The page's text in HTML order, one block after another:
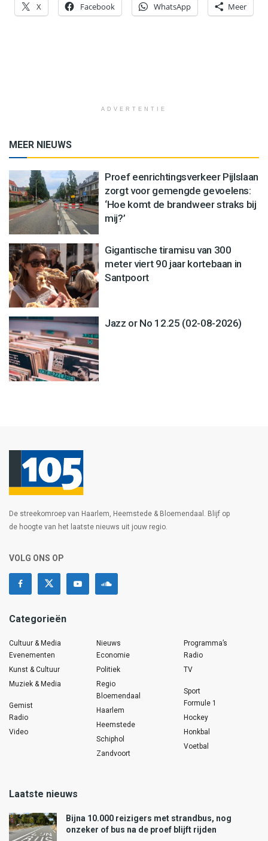
X Facebook WhatsApp Meer
ADVERTENTIE
MEER NIEUWS
Proef eenrichtingsverkeer Pijlslaan
zorgt voor gemengde gevoelens:
‘Hoe komt de brandweer straks bij
mij?’
Gigantische tiramisu van 300
meter viert 90 jaar kortebaan in
Santpoort
Jazz or No 12.25 (02-08-2026)
De streekomroep van Haarlem, Heemstede & Bloemendaal. Blijf op
de hoogte van het laatste nieuws uit jouw regio.
VOLG ONS OP
Categorieën
Cultuur & Media
Evenementen
Kunst & Cultuur
Muziek & Media
Gemist
Radio
Video
Nieuws
Economie
Politiek
Regio
Bloemendaal
Haarlem
Heemstede
Schiphol
Zandvoort
Programma’s
Radio
TV
Sport
Formule 1
Hockey
Honkbal
Voetbal
Laatste nieuws
Bijna 10.000 reizigers met strandbus, nog
onzeker of bus na de proef blijft rijden